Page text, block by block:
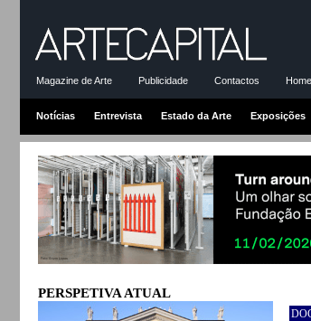
Magazine de Arte Publicidade Contactos Home
Notícias Entrevista Estado da Arte Exposições
PERSPETIVA ATUAL